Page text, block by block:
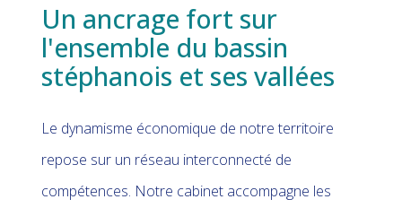
Un ancrage fort sur
l'ensemble du bassin
stéphanois et ses vallées
Le dynamisme économique de notre territoire
repose sur un réseau interconnecté de
compétences. Notre cabinet accompagne les